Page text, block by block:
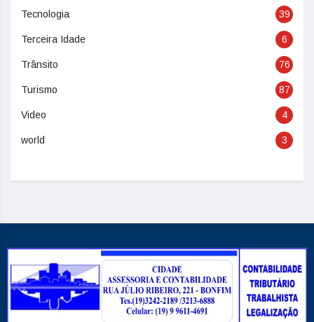
Tecnologia 39
Terceira Idade 6
Trânsito 76
Turismo 87
Video 4
world 3